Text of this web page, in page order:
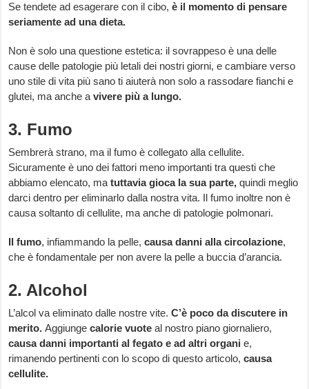
Se tendete ad esagerare con il cibo,è il momento di pensare
seriamente ad una dieta.
Non è solo una questione estetica: il sovrappeso è una delle
cause delle patologie più letali dei nostri giorni, e cambiare verso
uno stile di vita più sano ti aiuterà non solo a rassodare fianchi e
glutei, ma anche a vivere più a lungo.
3. Fumo
Sembrerà strano, ma il fumo è collegato alla cellulite.
Sicuramente è uno dei fattori meno importanti tra questi che
abbiamo elencato, matuttavia gioca la sua parte,quindi meglio
darci dentro per eliminarlo dalla nostra vita. Il fumo inoltre non è
causa soltanto di cellulite, ma anche di patologie polmonari.
Il fumo, infiammando la pelle,causa danni alla circolazione,
che è fondamentale per non avere la pelle a buccia d’arancia.
2. Alcohol
L’alcol va eliminato dalle nostre vite.C’è poco da discutere in
merito.Aggiungecalorie vuote al nostro piano giornaliero,
causa danni importanti al fegato e ad altri organie,
rimanendo pertinenti con lo scopo di questo articolo,causa
cellulite.